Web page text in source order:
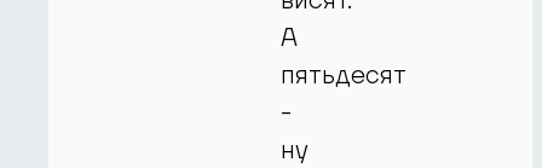
А
пятьдесят
-
ну